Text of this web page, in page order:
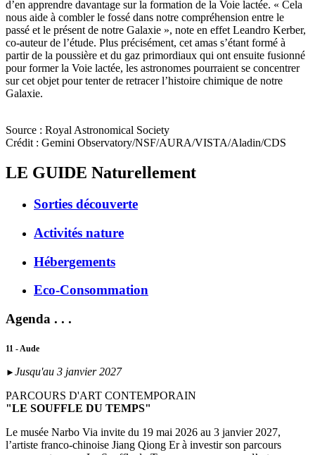
d’en apprendre davantage sur la formation de la Voie lactée. « Cela
nous aide à combler le fossé dans notre compréhension entre le
passé et le présent de notre Galaxie », note en effet Leandro Kerber,
co-auteur de l’étude. Plus précisément, cet amas s’étant formé à
partir de la poussière et du gaz primordiaux qui ont ensuite fusionné
pour former la Voie lactée, les astronomes pourraient se concentrer
sur cet objet pour tenter de retracer l’histoire chimique de notre
Galaxie.
Source : Royal Astronomical Society
Crédit : Gemini Observatory/NSF/AURA/VISTA/Aladin/CDS
LE GUIDE Naturellement
Sorties découverte
Activités nature
Hébergements
Eco-Consommation
Agenda . . .
11 - Aude
► Jusqu'au 3 janvier 2027
PARCOURS D'ART CONTEMPORAIN
"LE SOUFFLE DU TEMPS"
Le musée Narbo Via invite du 19 mai 2026 au 3 janvier 2027,
l’artiste franco-chinoise Jiang Qiong Er à investir son parcours